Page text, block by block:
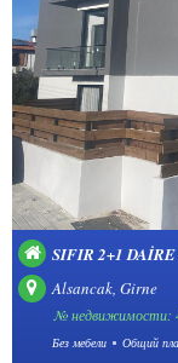
SIFIR 2+1
Alsancak, Girne
№ недвижимости:
Без мебели Общий